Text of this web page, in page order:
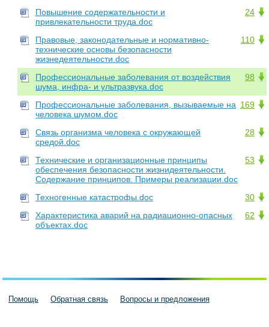
24
Повышение содержательности и
привлекательности труда.doc
110
Правовые, законодательные и нормативно-
технические основы безопасности
жизнедеятельности.doc
98
Профессиональные заболевания от воздействия
шума, инфра- и ультразвука.doc
169
Профессиональные заболевания, вызываемые на
человека шумом.doc
28
Связь организма человека с окружающей
средой.doc
53
Технические и организационные принципы
обеспечения безопасности жизнидеятельности.
Содержание принципов. Примеры реализации.doc
30
Техногенные катастрофы.doc
62
Характеристика аварий на радиационно-опасных
объектах.doc
Помощь Обратная связь Вопросы и предложения